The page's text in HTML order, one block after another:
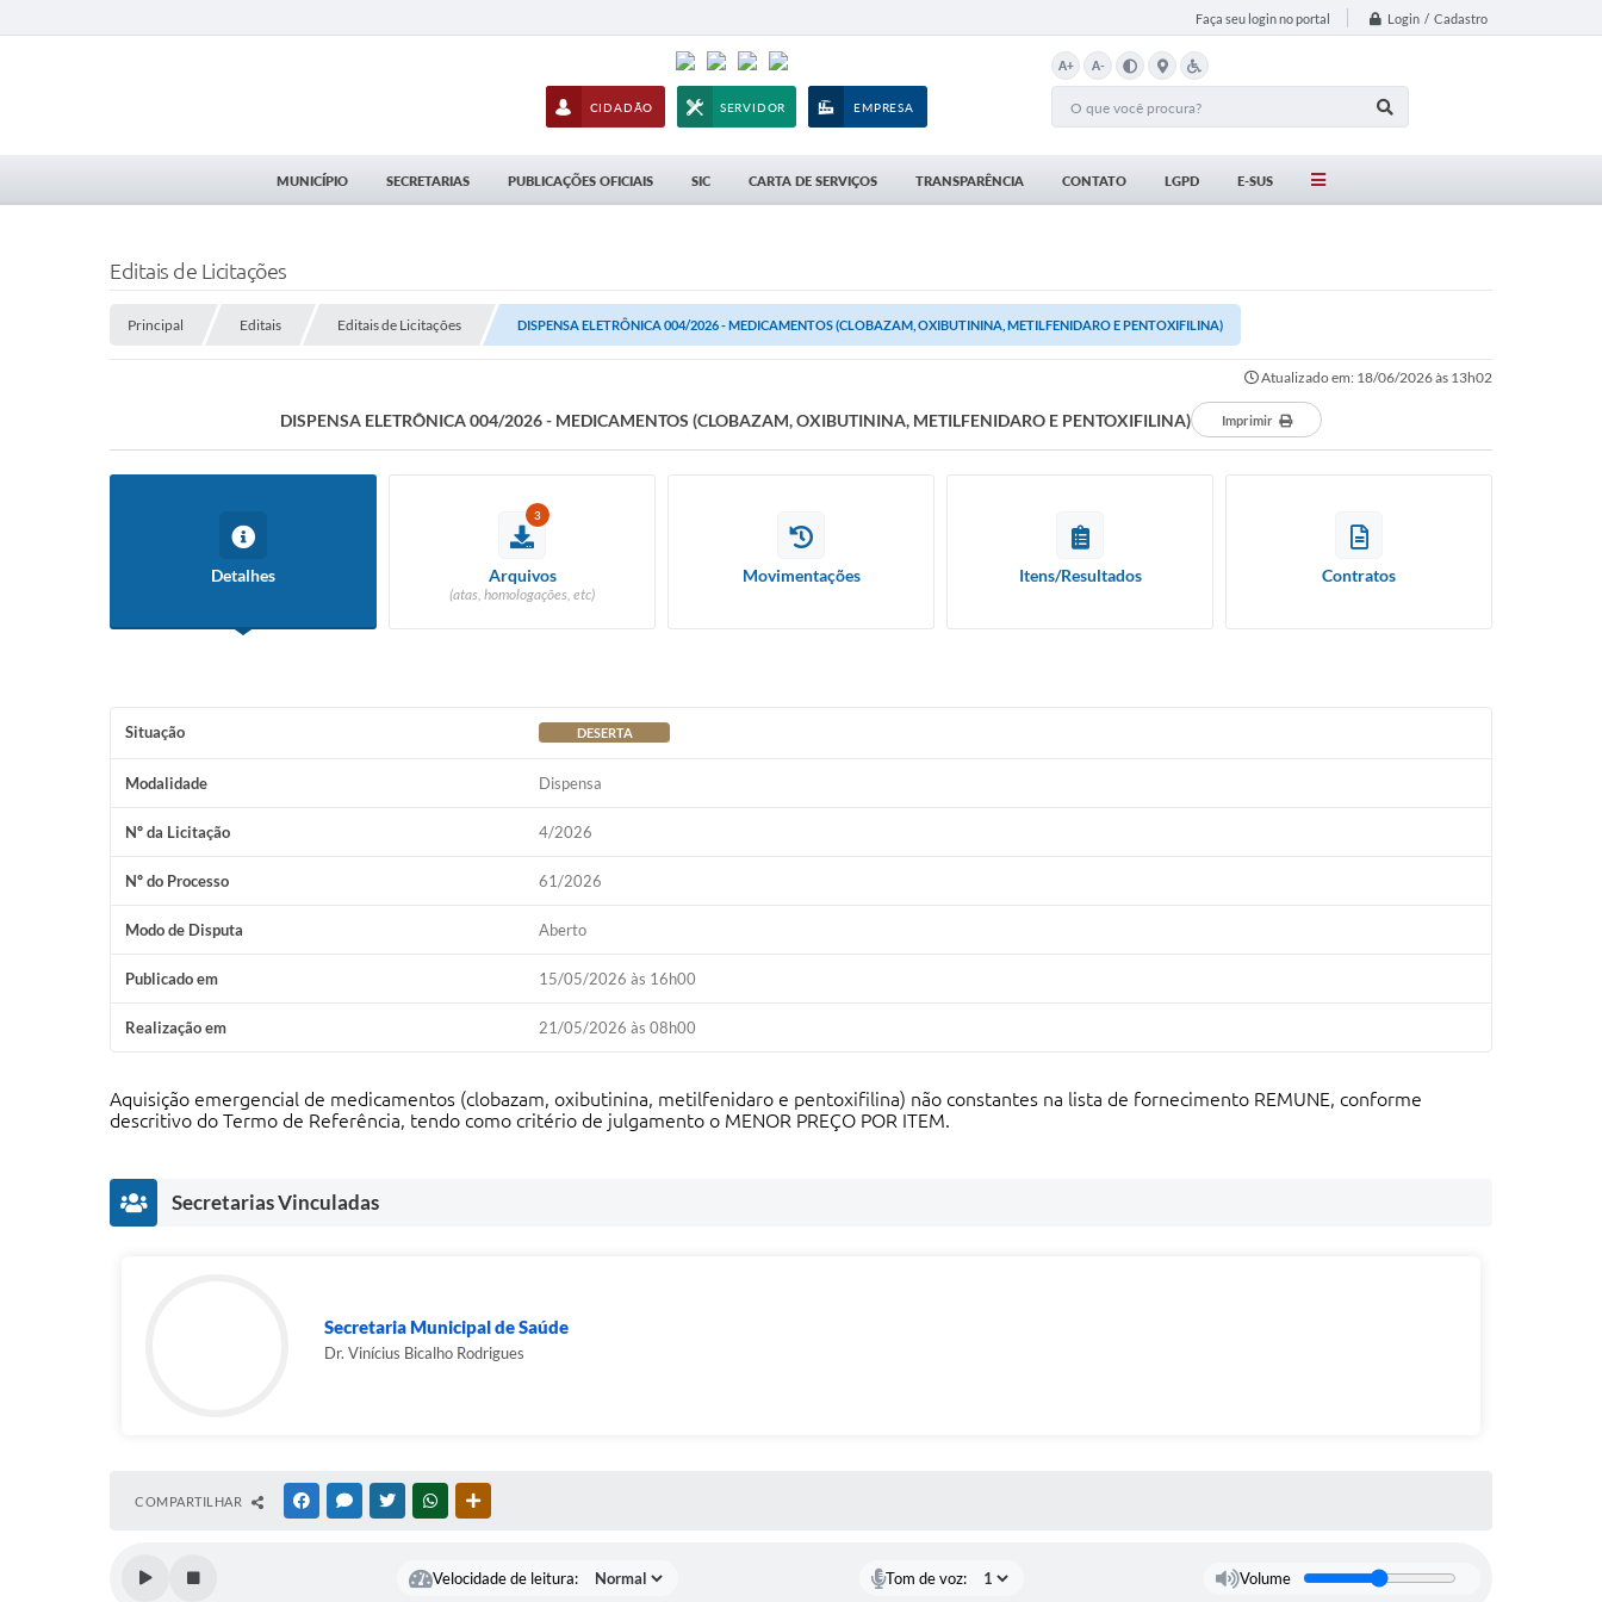
Faça seu login no portal Login / Cadastro
CIDADÃO SERVIDOR EMPRESA
A+ A-
MUNICÍPIO SECRETARIAS PUBLICAÇÕES OFICIAIS SIC CARTA DE SERVIÇOS TRANSPARÊNCIA CONTATO LGPD E-SUS
Editais de Licitações
Principal Editais Editais de Licitações DISPENSA ELETRÔNICA 004/2026 - MEDICAMENTOS (CLOBAZAM, OXIBUTININA, METILFENIDARO E PENTOXIFILINA)
Atualizado em: 18/06/2026 às 13h02
DISPENSA ELETRÔNICA 004/2026 - MEDICAMENTOS (CLOBAZAM, OXIBUTININA, METILFENIDARO E PENTOXIFILINA) Imprimir
Detalhes
3
Arquivos
(atas, homologações, etc)
Movimentações Itens/Resultados Contratos
Situação DESERTA
Modalidade Dispensa
Nº da Licitação 4/2026
Nº do Processo 61/2026
Modo de Disputa Aberto
Publicado em 15/05/2026 às 16h00
Realização em 21/05/2026 às 08h00
Aquisição emergencial de medicamentos (clobazam, oxibutinina, metilfenidaro e pentoxifilina) não constantes na lista de fornecimento REMUNE, conforme
descritivo do Termo de Referência, tendo como critério de julgamento o MENOR PREÇO POR ITEM.
Secretarias Vinculadas
Secretaria Municipal de Saúde
Dr. Vinícius Bicalho Rodrigues
COMPARTILHAR FACEBOOKMESSENGER
TWITTERWHATSAPP
Velocidade de leitura: Tom de voz: Volume